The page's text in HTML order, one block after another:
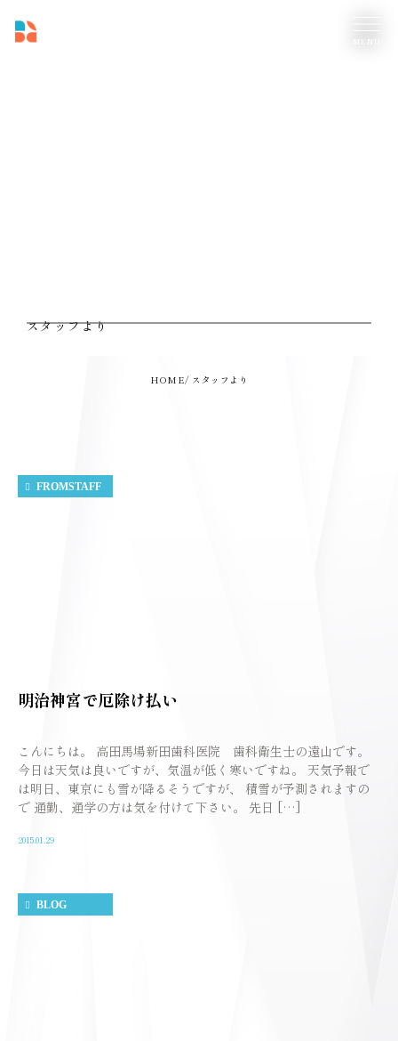
スタッフより
HOME スタッフより
FROMSTAFF
明治神宮で厄除け払い
こんにちは。 高田馬場新田歯科医院 歯科衛生士の遠山です。
今日は天気は良いですが、気温が低く寒いですね。 天気予報で
は明日、東京にも雪が降るそうですが、 積雪が予測されますの
で 通勤、通学の方は気を付けて下さい。 先日 […]
2015.01.29
BLOG